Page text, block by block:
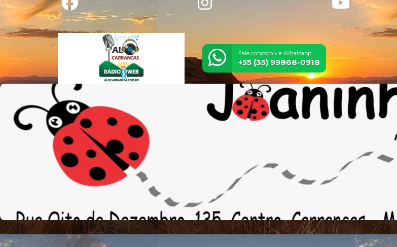
Fale conosco via Whatsapp:
+55 (35) 99868-0918